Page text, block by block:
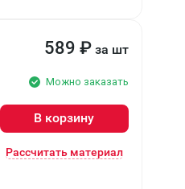
589 ₽ за шт
Можно заказать
В корзину
Рассчитать материал